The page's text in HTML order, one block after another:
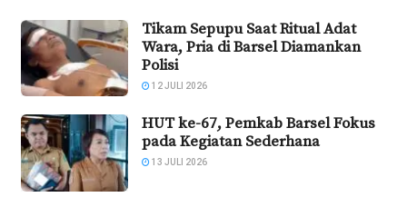
Tikam Sepupu Saat Ritual Adat
Wara, Pria di Barsel Diamankan
Polisi
12 JULI 2026
HUT ke-67, Pemkab Barsel Fokus
pada Kegiatan Sederhana
13 JULI 2026